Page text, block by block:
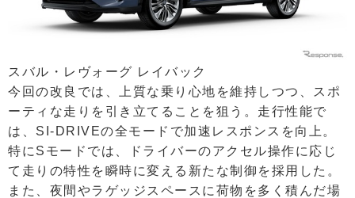
スバル・レヴォーグ レイバック
今回の改良では、上質な乗り心地を維持しつつ、スポ
ーティな走りを引き立てることを狙う。走行性能で
は、SI-DRIVEの全モードで加速レスポンスを向上。
特にSモードでは、ドライバーのアクセル操作に応じ
て走りの特性を瞬時に変える新たな制御を採用した。
また、夜間やラゲッジスペースに荷物を多く積んだ場